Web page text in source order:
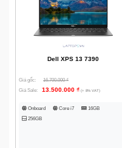
Dell XPS 13 7390
Giá gốc: 16.700.000₫
Giá Sale:
13.500.000 ₫ (+ 8% VAT)
Onboard Core i7
16GB
256GB